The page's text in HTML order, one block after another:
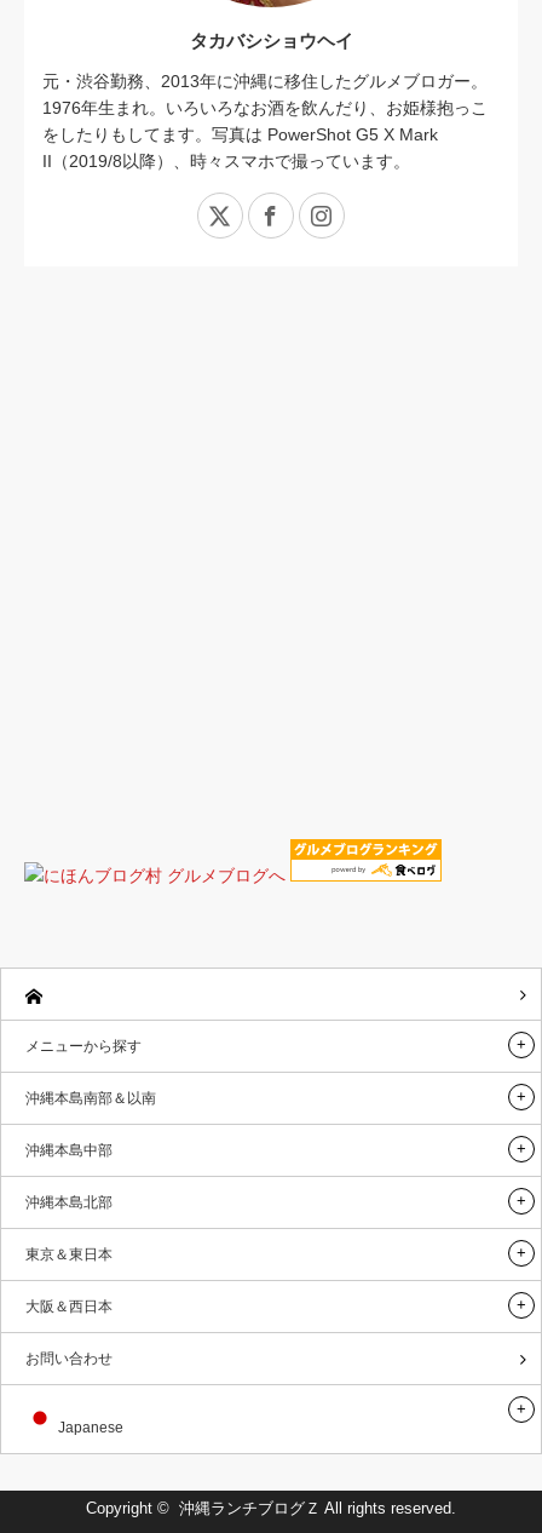
タカバシショウヘイ
元・渋谷勤務、2013年に沖縄に移住したグルメブロガー。
1976年生まれ。いろいろなお酒を飲んだり、お姫様抱っこ
をしたりもしてます。写真は PowerShot G5 X Mark
II（2019/8以降）、時々スマホで撮っています。
X FacebookInstagram
メニューから探す
沖縄本島南部＆以南
沖縄本島中部
沖縄本島北部
東京＆東日本
大阪＆西日本
お問い合わせ
Japanese
Copyright © 沖縄ランチブログＺ All rights reserved.